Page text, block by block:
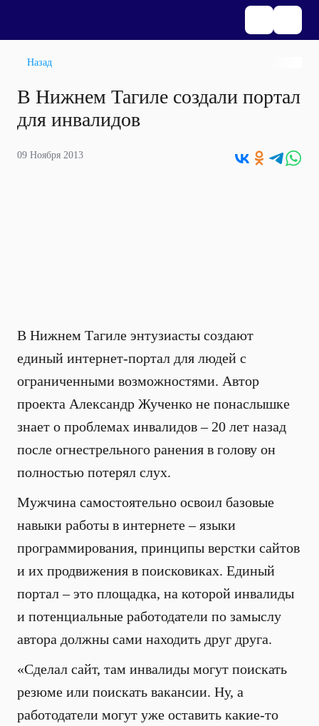
Назад
В Нижнем Тагиле создали портал
для инвалидов
09 Ноября 2013
В Нижнем Тагиле энтузиасты создают
единый интернет-портал для людей с
ограниченными возможностями. Автор
проекта Александр Жученко не понаслышке
знает о проблемах инвалидов – 20 лет назад
после огнестрельного ранения в голову он
полностью потерял слух.
Мужчина самостоятельно освоил базовые
навыки работы в интернете – языки
программирования, принципы верстки сайтов
и их продвижения в поисковиках. Единый
портал – это площадка, на которой инвалиды
и потенциальные работодатели по замыслу
автора должны сами находить друг друга.
«Сделал сайт, там инвалиды могут поискать
резюме или поискать вакансии. Ну, а
работодатели могут уже оставить какие-то